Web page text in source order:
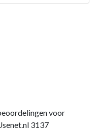
voor
3137